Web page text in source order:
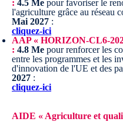
: 4.5 Me pour favoriser le
l'agriculture grâce au réseau
Mai 2027 :
cliquez-ici
AAP « HORIZON-CL6-
: 4.8 Me pour renforcer les
entre les programmes et les
d'innovation de l'UE et des
2027 :
cliquez-ici
AIDE « Agriculture et